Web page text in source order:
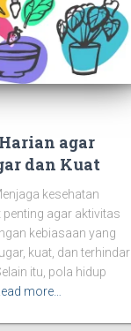
agar
dan Kuat
kesehatan
agar aktivitas
kebiasaan yang
kuat, dan terhindar
itu, pola hidup
more…